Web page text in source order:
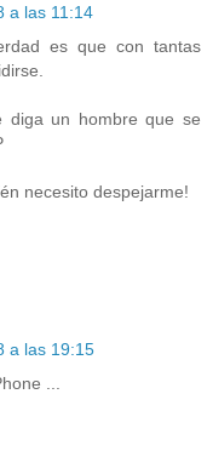
a las 11:14
es que con tantas
diga un hombre que se
necesito despejarme!
a las 19:15
...